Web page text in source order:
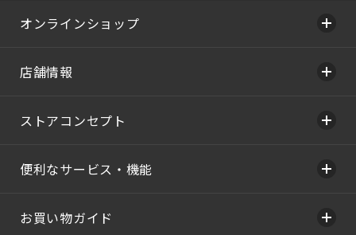
オンラインショップ
店舗情報
ストアコンセプト
便利なサービス・機能
お買い物ガイド